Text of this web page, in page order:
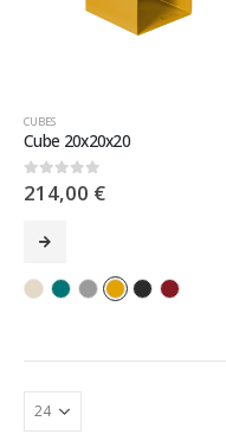
CUBES
Cube 20x20x20
0sur 5
214,00 €